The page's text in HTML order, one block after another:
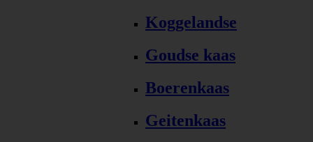
Koggelandse
Goudse kaas
Boerenkaas
Geitenkaas